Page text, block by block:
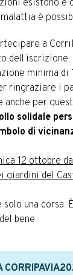
esistono e
è
a
minima di
ringraziare i
per
solidale
di
12 ottobre
giardini del
una corsa.
bene.